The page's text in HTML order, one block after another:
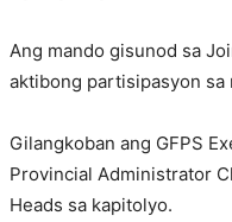
Ang mando gisunod sa
aktibong partisipasyon sa
Gilangkoban ang GFPS
Provincial Administrator
Heads sa kapitolyo.